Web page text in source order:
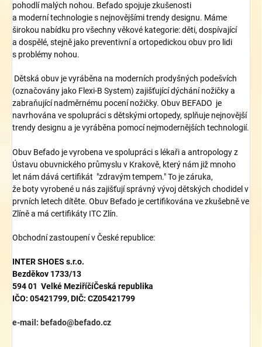
pohodlí malých nohou. Befado spojuje zkušenosti
a modernítechnologies nejnovějšímitrendydesignu. Máme
širokou nabídku pro všechny věkové kategorie: děti, dospívající
a dospělé, stejně jako preventivní a ortopedickou obuv pro lidi
s problémy nohou.
Dětská obuv je vyráběna na moderních prodyšných podešvích
(označovány jako Flexi-B System) zajišťující dýchání nožičky a
zabraňující nadměrnému pocení nožičky. Obuv BEFADO je
navrhována ve spolupráci s dětskými ortopedy, splňuje nejnovější
trendy designu a je vyráběna pomocí nejmodernějších technologií.
Obuv Befado je vyrobena ve spoluprácis lékařia antropologyz
Ústavu obuvnického průmyslu v Krakově, který nám již mnoho
let nám dává certifikát "zdravým tempem."To jezáruka,
že botyvyrobené u nászajišťují správný vývojdětských chodidel v
prvních letech dítěte. Obuv Befado je certifikována ve zkušebně ve
Zlíně a má certifikáty ITC Zlín.
Obchodní zastoupení v České republice:
INTERSHOES s.r.o.
Bezděkov 1733/13
594 01 Velké MeziříčíČeská republika
IČO: 05421799, DIČ: CZ05421799
e-mail: befado@befado.cz